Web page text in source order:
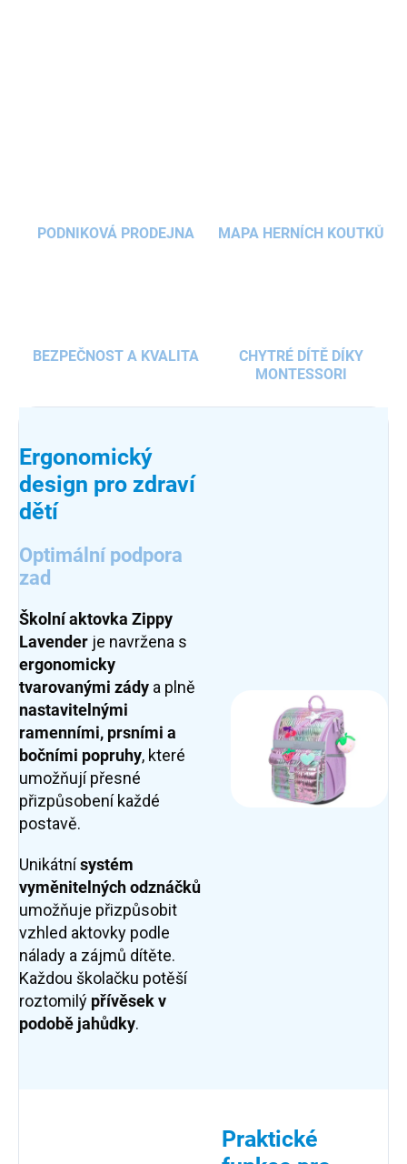
PODNIKOVÁ PRODEJNA MAPA HERNÍCH KOUTKŮ
BEZPEČNOST A KVALITA
CHYTRÉ DÍTĚ DÍKY
MONTESSORI
Ergonomický
design pro zdraví
dětí
Optimální podpora
zad
Školní aktovka Zippy
Lavender je navržena s
ergonomicky
tvarovanými zády a plně
nastavitelnými
ramenními, prsními a
bočními popruhy, které
umožňují přesné
přizpůsobení každé
postavě.
Unikátnísystém
vyměnitelných odznáčků
umožňuje přizpůsobit
vzhled aktovky podle
nálady a zájmů dítěte.
Každou školačku potěší
roztomilý přívěsek v
podobě jahůdky.
Praktické